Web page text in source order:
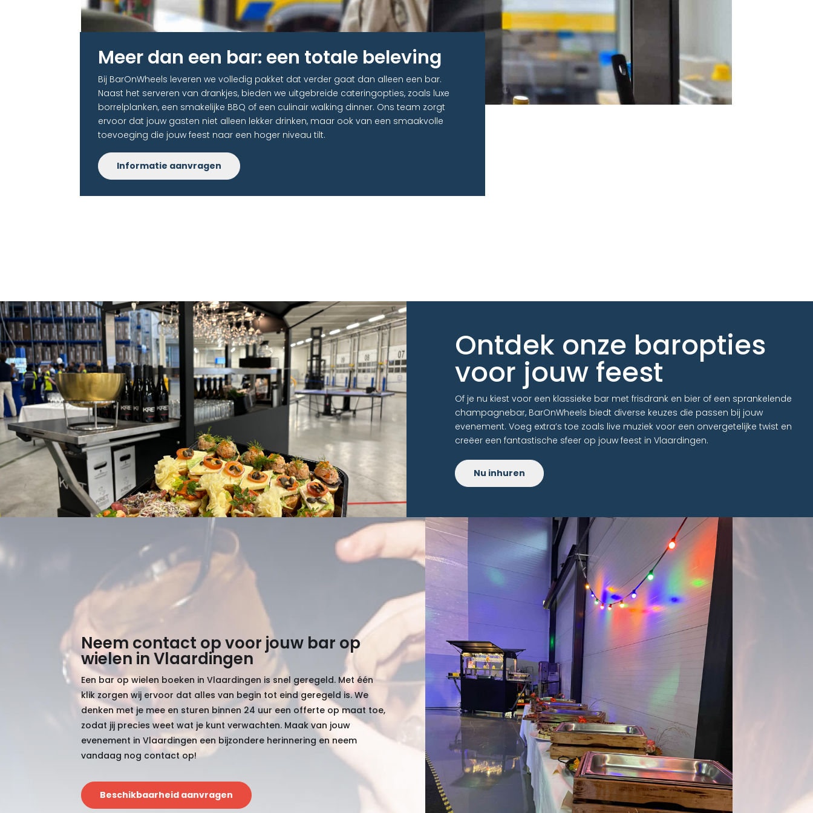
Meer dan een bar: een totale beleving
Bij BarOnWheels leveren we volledig pakket dat verder gaat dan alleen een bar.
Naast het serveren van drankjes, bieden we uitgebreide cateringopties, zoals luxe
borrelplanken, een smakelijke BBQ of een culinair walking dinner. Ons team zorgt
ervoor dat jouw gasten niet alleen lekker drinken, maar ook van een smaakvolle
toevoeging die jouw feest naar een hoger niveau tilt.
Informatie aanvragen
Ontdek onze baropties
voor jouw feest
Of je nu kiest voor een klassieke bar met frisdrank en bier of een sprankelende
champagnebar, BarOnWheels biedt diverse keuzes die passen bij jouw
evenement. Voeg extra’s toe zoals live muziek voor een onvergetelijke twist en
creëer een fantastische sfeer op jouw feest in Vlaardingen.
Nu inhuren
Neem contact op voor jouw bar op
wielen in Vlaardingen
Een bar op wielen boeken in Vlaardingen is snel geregeld. Met één
klik zorgen wij ervoor dat alles van begin tot eind geregeld is. We
denken met je mee en sturen binnen 24 uur een offerte op maat toe,
zodat jij precies weet wat je kunt verwachten. Maak van jouw
evenement in Vlaardingen een bijzondere herinnering en neem
vandaag nog contact op!
Beschikbaarheid aanvragen